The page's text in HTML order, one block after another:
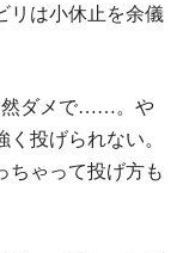
リは小休止を余儀
然ダメで……。や
投げられない。
ちゃって投げ方も